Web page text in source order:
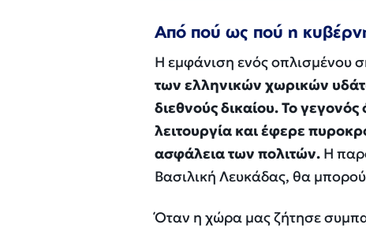
Από πού ως πού η
Η εμφάνιση ενός οπλισμένου
των ελληνικών χωρικών
διεθνούς δικαίου. Το
λειτουργία και έφερε
ασφάλεια των πολιτών. Η
Βασιλική Λευκάδας, θα
Όταν η χώρα μας ζήτησε